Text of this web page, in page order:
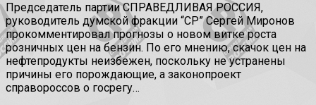
Председатель партии СПРАВЕДЛИВАЯ РОССИЯ,
руководитель думской фракции “СР” Сергей Миронов
прокомментировал прогнозы о новом витке роста
розничных цен на бензин. По его мнению, скачок цен на
нефтепродукты неизбежен, поскольку не устранены
причины его порождающие, а законопроект
справороссов о госрегу…